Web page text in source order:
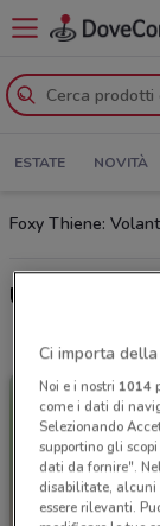
ESTATE NOVITÀ
Foxy Thiene:
Ultime
Ci importa
Noi e i nostri 1014
come i dati di
Selezionando
supportino gli
dati da fornire".
disabilitate, alcuni
essere rilevanti.